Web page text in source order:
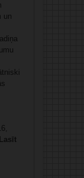
un
Lasīt